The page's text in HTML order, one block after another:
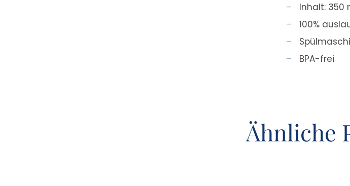
Inhalt: 350
100%
BPA-frei
Ähnliche